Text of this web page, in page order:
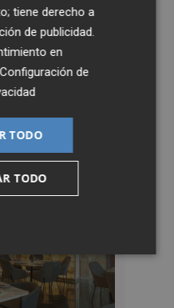
tiene derecho a
de publicidad.
en
Configuración de
TODO
TODO